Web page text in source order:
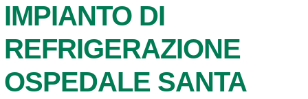
IMPIANTO DI
REFRIGERAZIONE
OSPEDALE SANTA